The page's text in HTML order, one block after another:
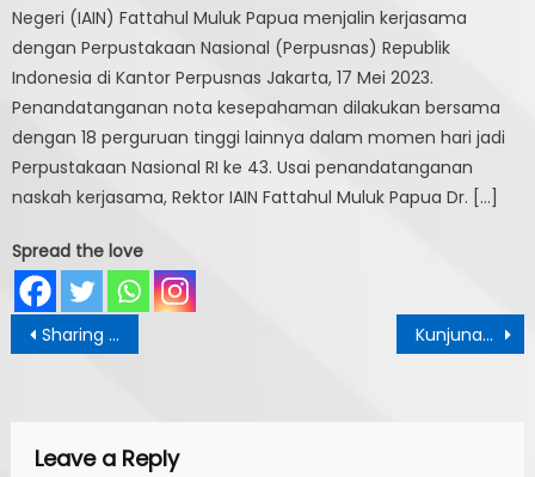
Negeri (IAIN) Fattahul Muluk Papua menjalin kerjasama
dengan Perpustakaan Nasional (Perpusnas) Republik
Indonesia di Kantor Perpusnas Jakarta, 17 Mei 2023.
Penandatanganan nota kesepahaman dilakukan bersama
dengan 18 perguruan tinggi lainnya dalam momen hari jadi
Perpustakaan Nasional RI ke 43. Usai penandatanganan
naskah kerjasama, Rektor IAIN Fattahul Muluk Papua Dr. […]
Spread the love
Post
navigation
Sharing Program Bersama Perpustakaan DPRD Provinsi Papua Kunjunan Kepala Perpustakaan dan Arsip Daerah Kabupaten Biak Papua Ke Perpustakaan STAIN Al-Fatah Jayapura
Leave a Reply